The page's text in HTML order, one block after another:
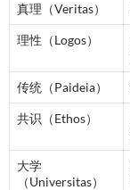
真理（Veritas）
理性（Logos）
传统（Paideia）
共识（Ethos）
大学
（Universitas）